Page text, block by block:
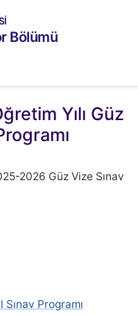
Bölümü
Yılı Güz
2026 Güz Vize Sınav
Programı